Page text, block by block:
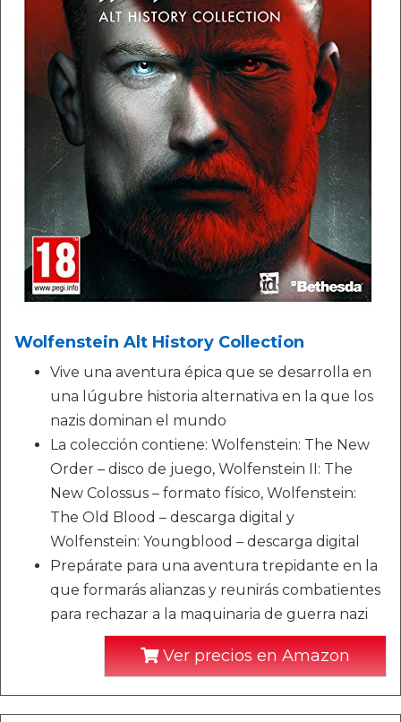
Wolfenstein Alt History Collection
Vive una aventura épica que se desarrolla en
una lúgubre historia alternativa en la que los
nazis dominan el mundo
La colección contiene: Wolfenstein: The New
Order – disco de juego, Wolfenstein II: The
New Colossus – formato físico, Wolfenstein:
The Old Blood – descarga digital y
Wolfenstein: Youngblood – descarga digital
Prepárate para una aventura trepidante en la
que formarás alianzas y reunirás combatientes
para rechazar a la maquinaria de guerra nazi
Ver precios en Amazon